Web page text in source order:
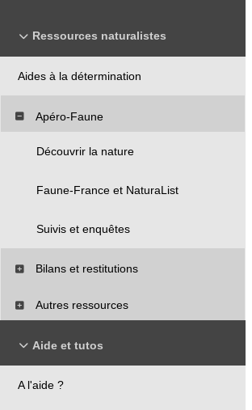
Ressources naturalistes
Aides à la détermination
Apéro-Faune
Découvrir la nature
Faune-France et NaturaList
Suivis et enquêtes
Bilans et restitutions
Autres ressources
Aide et tutos
A l'aide ?